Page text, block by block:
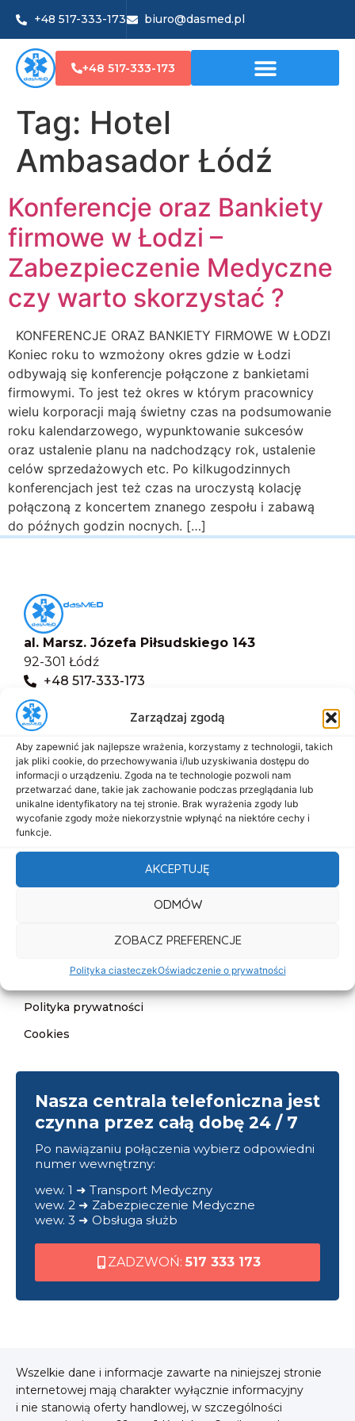
Zarządzaj zgodą
Aby zapewnić jak najlepsze wrażenia, korzystamy z technologii, takich
jak pliki cookie, do przechowywania i/lub uzyskiwania dostępu do
informacji o urządzeniu. Zgoda na te technologie pozwoli nam
przetwarzać dane, takie jak zachowanie podczas przeglądania lub
unikalne identyfikatory na tej stronie. Brak wyrażenia zgody lub
wycofanie zgody może niekorzystnie wpłynąć na niektóre cechy i
funkcje.
AKCEPTUJĘ
ODMÓW
ZOBACZ PREFERENCJE
Polityka ciasteczekOświadczenie o prywatności
+48 517-333-173 biuro@dasmed.pl
+48 517-333-173
Tag: Hotel
Ambasador Łódź
Konferencje oraz Bankiety
firmowe w Łodzi –
Zabezpieczenie Medyczne
czy warto skorzystać ?
KONFERENCJE ORAZ BANKIETY FIRMOWE W ŁODZI
Koniec roku to wzmożony okres gdzie w Łodzi
odbywają się konferencje połączone z bankietami
firmowymi. To jest też okres w którym pracownicy
wielu korporacji mają świetny czas na podsumowanie
roku kalendarzowego, wypunktowanie sukcesów
oraz ustalenie planu na nadchodzący rok, ustalenie
celów sprzedażowych etc. Po kilkugodzinnych
konferencjach jest też czas na uroczystą kolację
połączoną z koncertem znanego zespołu i zabawą
do późnych godzin nocnych. […]
al. Marsz. Józefa Piłsudskiego 143
92-301 Łódź
+48 517-333-173
biuro@dasmed.pl
Menu
Start
O nas
Oferta
Cennik
Klauzula informacyjna
Polityka prywatności
Cookies
Nasza centrala telefoniczna jest
czynna przez całą dobę 24 / 7
Po nawiązaniu połączenia wybierz odpowiedni
numer wewnętrzny:
wew. 1 ➜ Transport Medyczny
wew. 2 ➜ Zabezpieczenie Medyczne
wew. 3 ➜ Obsługa służb
ZADZWOŃ: 517 333 173
Wszelkie dane i informacje zawarte na niniejszej stronie
internetowej mają charakter wyłącznie informacyjny
i nie stanowią oferty handlowej, w szczególności